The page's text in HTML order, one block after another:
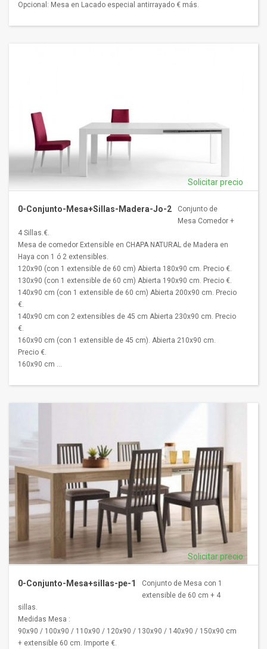
Opcional: Mesa en Lacado especial antirrayado € más.
0-Conjunto-Mesa+Sillas-Madera-Jo-2
Solicitar precio
Conjunto de
Mesa Comedor +
4 Sillas.€.
Mesa de comedor Extensible en CHAPA NATURAL de Madera en
Haya con 1 ó 2 extensibles.
120x90 (con 1 extensible de 60 cm) Abierta 180x90 cm. Precio €.
130x90 (con 1 extensible de 60 cm) Abierta 190x90 cm. Precio €.
140x90 cm (con 1 extensible de 60 cm) Abierta 200x90 cm. Precio
€.
140x90 cm con 2 extensibles de 45 cm Abierta 230x90 cm. Precio
€.
160x90 cm (con 1 extensible de 45 cm). Abierta 210x90 cm.
Precio €.
160x90 cm ...
0-Conjunto-Mesa+sillas-pe-1
Solicitar precio
Conjunto de Mesa con 1
extensible de 60 cm + 4
sillas.
Medidas Mesa :
90x90 / 100x90 / 110x90 / 120x90 / 130x90 / 140x90 / 150x90 cm
+ extensible 60 cm. Importe €.